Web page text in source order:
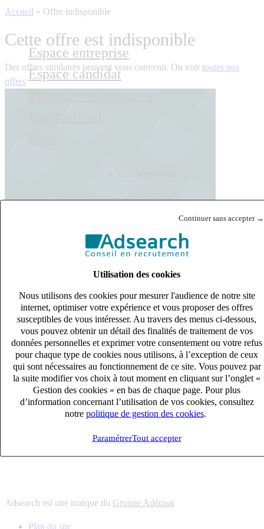
Continuer sans accepter →
Utilisation des cookies
Nous utilisons des cookies pour mesurer l'audience de notre site
internet, optimiser votre expérience et vous proposer des offres
susceptibles de vous intéresser. Au travers des menus ci-dessous,
vous pouvez obtenir un détail des finalités de traitement de vos
données personnelles et exprimer votre consentement ou votre refus
pour chaque type de cookies nous utilisons, à l’exception de ceux
qui sont nécessaires au fonctionnement de ce site. Vous pouvez par
la suite modifier vos choix à tout moment en cliquant sur l’onglet «
Gestion des cookies » en bas de chaque page. Pour plus
d’information concernant l’utilisation de vos cookies, consultez
notre politique de gestion des cookies
ParamétrerTout accepter
Espace entreprise
Espace candidat
Français English
Accueil » Offre indisponible
Cette offre est indisponible
Des offres similaires peuvent vous convenir. Ou voir toutes nos
offres
s'adapter à vos besoin en recrutement
10 univers
connaître votre secteur et ses enjeux
12 bureaux en France
proximité avec nos clients et nos talents
6 solutions
s'adapter à vos besoin en recrutement
10 univers
connaître votre secteur et ses enjeux
proximité avec nos clients et nos talents
Adsearch est une marque du Groupe Adéquat
Plan du site